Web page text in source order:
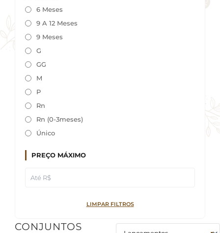
6 Meses
9 A 12 Meses
9 Meses
G
GG
M
P
Rn
Rn (0-3meses)
Único
PREÇO MÁXIMO
LIMPAR FILTROS
CONJUNTOS